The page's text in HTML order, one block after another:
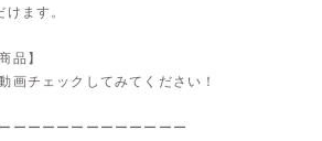
ます。
品】
画チェックしてみてください！
ーーーーーーーーーーーー